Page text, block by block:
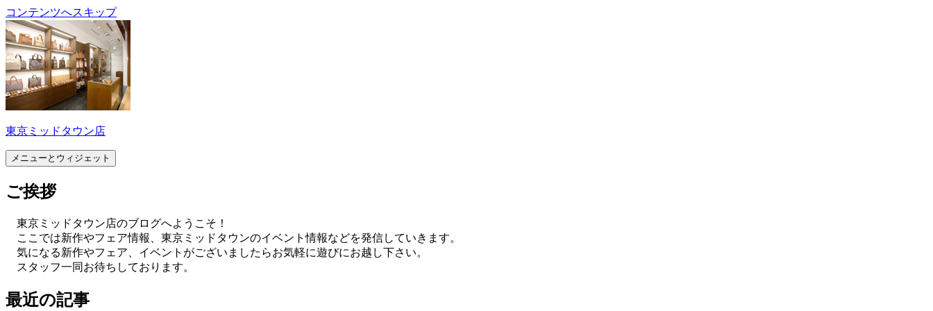
コンテンツへスキップ
東京ミッドタウン店
メニューとウィジェット
ご挨拶
東京ミッドタウン店のブログへようこそ！
ここでは新作やフェア情報、東京ミッドタウンのイベント情報などを発信していきます。
気になる新作やフェア、イベントがございましたらお気軽に遊びにお越し下さい。
スタッフ一同お待ちしております。
最近の記事